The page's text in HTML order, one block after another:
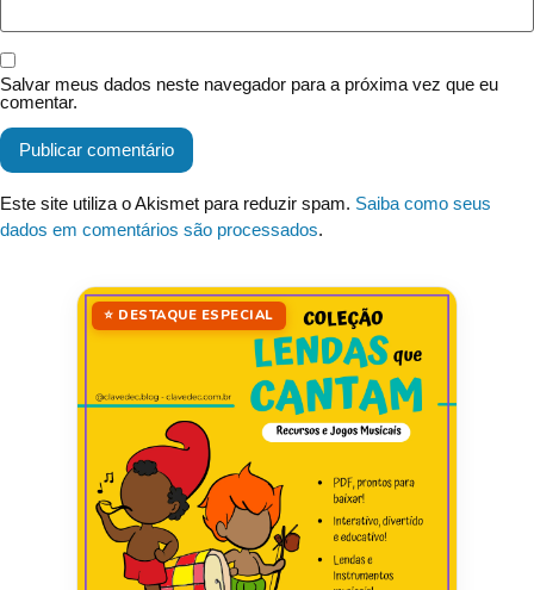
Salvar meus dados neste navegador para a próxima vez que eu
comentar.
Este site utiliza o Akismet para reduzir spam. Saiba como seus
dados em comentários são processados.
⭐ DESTAQUE ESPECIAL